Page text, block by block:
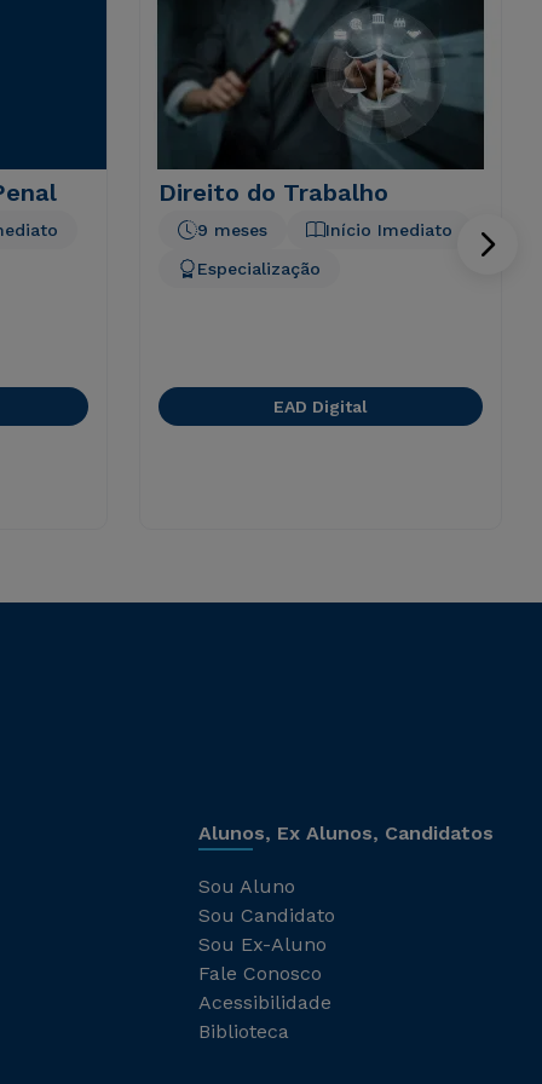
Direito do Trabalho
Início Imediato
9 meses
Especialização
EAD Digital
Alunos, Ex Alunos, Candidatos
Sou Aluno
Sou Candidato
Sou Ex-Aluno
Fale Conosco
Acessibilidade
Biblioteca